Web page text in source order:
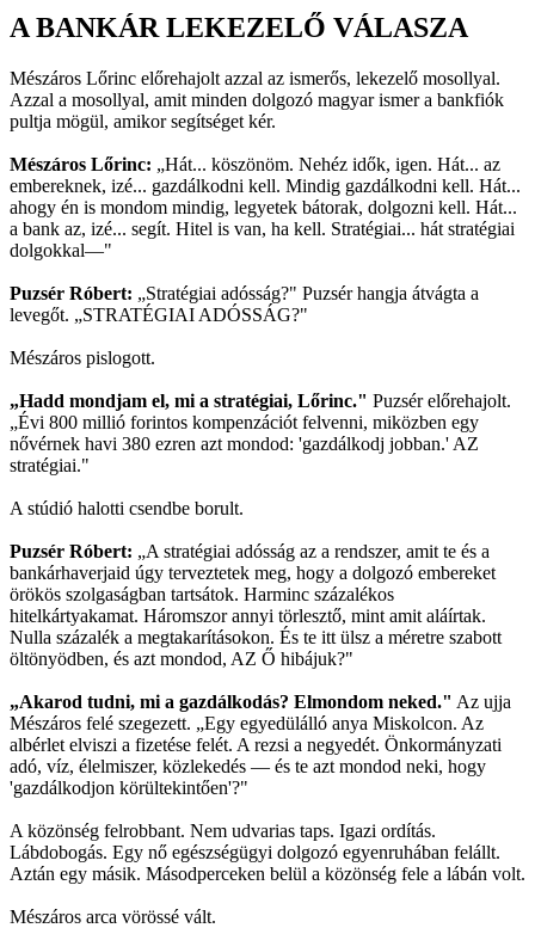
A BANKÁR LEKEZELŐ VÁLASZA
Mészáros Lőrinc előrehajolt azzal az ismerős, lekezelő mosollyal.
Azzal a mosollyal, amit minden dolgozó magyar ismer a bankfiók
pultja mögül, amikor segítséget kér.
Mészáros Lőrinc: „Hát... köszönöm. Nehéz idők, igen. Hát... az
embereknek, izé... gazdálkodni kell. Mindig gazdálkodni kell. Hát...
ahogy én is mondom mindig, legyetek bátorak, dolgozni kell. Hát...
a bank az, izé... segít. Hitel is van, ha kell. Stratégiai... hát stratégiai
dolgokkal—"
Puzsér Róbert: „Stratégiai adósság?" Puzsér hangja átvágta a
levegőt. „STRATÉGIAI ADÓSSÁG?"
Mészáros pislogott.
„Hadd mondjam el, mi a stratégiai, Lőrinc." Puzsér előrehajolt.
„Évi 800 millió forintos kompenzációt felvenni, miközben egy
nővérnek havi 380 ezren azt mondod: 'gazdálkodj jobban.' AZ
stratégiai."
A stúdió halotti csendbe borult.
Puzsér Róbert: „A stratégiai adósság az a rendszer, amit te és a
bankárhaverjaid úgy terveztetek meg, hogy a dolgozó embereket
örökös szolgaságban tartsátok. Harminc százalékos
hitelkártyakamat. Háromszor annyi törlesztő, mint amit aláírtak.
Nulla százalék a megtakarításokon. És te itt ülsz a méretre szabott
öltönyödben, és azt mondod, AZ Ő hibájuk?"
„Akarod tudni, mi a gazdálkodás? Elmondom neked." Az ujja
Mészáros felé szegezett. „Egy egyedülálló anya Miskolcon. Az
albérlet elviszi a fizetése felét. A rezsi a negyedét. Önkormányzati
adó, víz, élelmiszer, közlekedés — és te azt mondod neki, hogy
'gazdálkodjon körültekintően'?"
A közönség felrobbant. Nem udvarias taps. Igazi ordítás.
Lábdobogás. Egy nő egészségügyi dolgozó egyenruhában felállt.
Aztán egy másik. Másodperceken belül a közönség fele a lábán volt.
Mészáros arca vörössé vált.